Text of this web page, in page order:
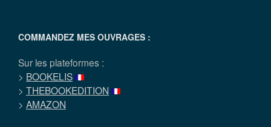
COMMANDEZ MES OUVRAGES :
Sur les plateformes :
> BOOKELIS
> THEBOOKEDITION
> AMAZON